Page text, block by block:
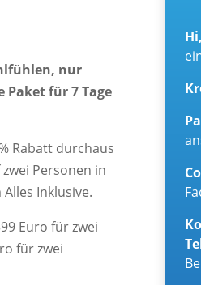
nur
Paket für 7 Tage
Rabatt durchaus
Personen in
Inklusive.
Euro für zwei
für zwei
Hi,